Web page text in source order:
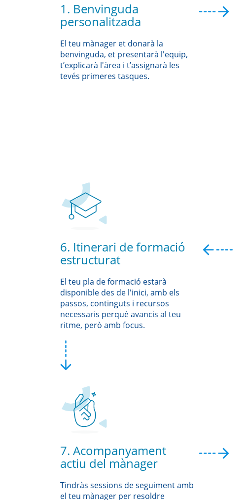
1. Benvinguda
personalitzada
El teu mànager et donarà la
benvinguda, et presentarà l'equip,
t’explicarà l'àrea i t’assignarà les
tevés primeres tasques.
6. Itinerari de formació
estructurat
El teu pla de formació estarà
disponible des de l'inici, amb els
passos, continguts i recursos
necessaris perquè avancis al teu
ritme, però amb focus.
7. Acompanyament
actiu del mànager
Tindràs sessions de seguiment amb
el teu mànager per resoldre